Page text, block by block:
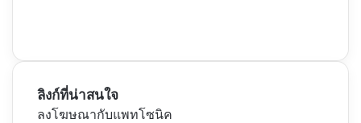
ลิงก์ที่น่าสนใจ
ลงโฆษณากับแพทโซนิค